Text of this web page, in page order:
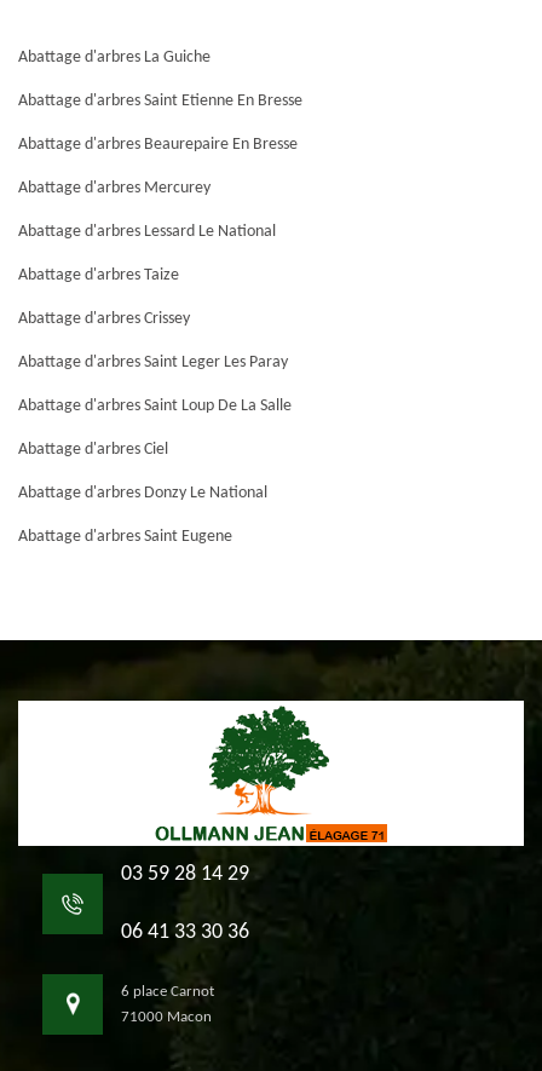
Abattage d'arbres La Guiche
Abattage d'arbres Saint Etienne En Bresse
Abattage d'arbres Beaurepaire En Bresse
Abattage d'arbres Mercurey
Abattage d'arbres Lessard Le National
Abattage d'arbres Taize
Abattage d'arbres Crissey
Abattage d'arbres Saint Leger Les Paray
Abattage d'arbres Saint Loup De La Salle
Abattage d'arbres Ciel
Abattage d'arbres Donzy Le National
Abattage d'arbres Saint Eugene
03 59 28 14 29
06 41 33 30 36
6 place Carnot
71000 Macon